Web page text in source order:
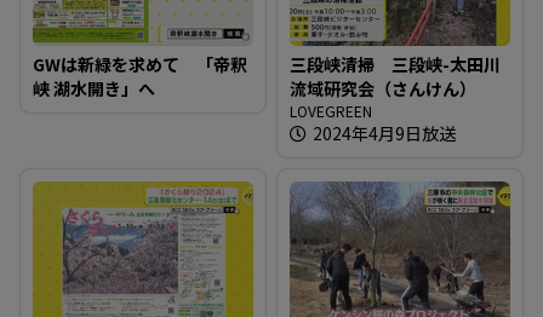
GWは新緑を求めて 「帝釈
峡 湖水開き」へ
三段峡清掃 三段峡-太田川
流域研究会（さんけん）
LOVEGREEN
2024年4月9日放送